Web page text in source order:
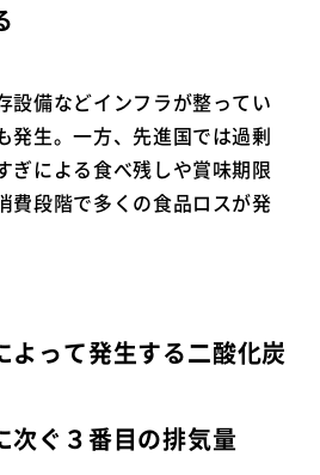
設備などインフラが整ってい
発生。一方、先進国では過剰
ぎによる食べ残しや賞味期限
費段階で多くの食品ロスが発
よって発生する二酸化炭
次ぐ３番目の排気量